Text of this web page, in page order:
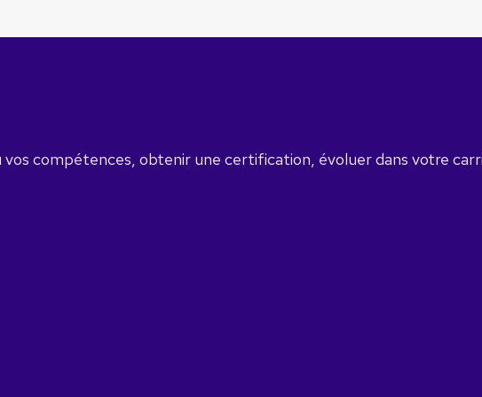
compétences, obtenir une certification, évoluer dans votre